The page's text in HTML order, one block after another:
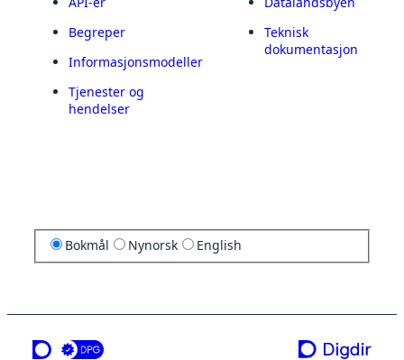
Begreper
Informasjonsmodeller
Tjenester og
hendelser
Teknisk
dokumentasjon
Bokmål Nynorsk English